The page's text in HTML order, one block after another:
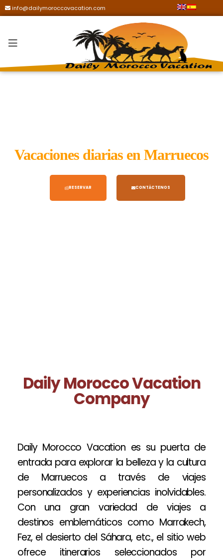
info@dailymoroccovacation.com
Vacaciones diarias en Marruecos
RESERVAR CONTÁCTENOS
Daily Morocco Vacation
Company
Daily Morocco Vacation es su puerta de
entrada para explorar la belleza y la cultura
de Marruecos a través de viajes
personalizados y experiencias inolvidables.
Con una gran variedad de viajes a
destinos emblemáticos como Marrakech,
Fez, el desierto del Sáhara, etc., el sitio web
ofrece itinerarios seleccionados por